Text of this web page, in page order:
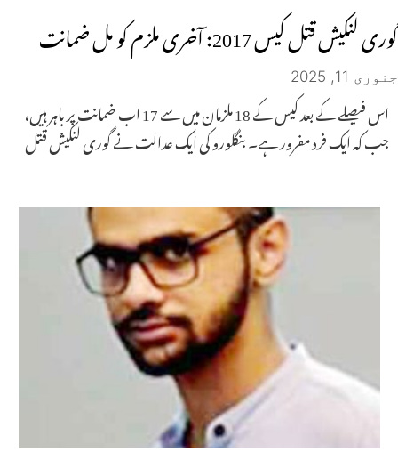
گوری لنکیش قتل کیس 2017: آخری ملزم کو مل ضمانت
جنوری 11, 2025
اس فیصلے کے بعد کیس کے 18 ملزمان میں سے 17 اب ضمانت پر باہر ہیں،
جب کہ ایک فرد مفرور ہے۔ بنگلورو کی ایک عدالت نے گوری لنکیش قتل